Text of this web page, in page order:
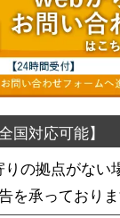
りの拠点がない
を承っておりま